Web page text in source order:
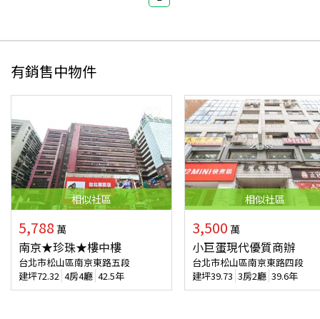
有銷售中物件
相似社區
5,788 萬
南京★珍珠★樓中樓
台北市松山區南京東路五段
建坪72.32 4房4廳 42.5年
相似社區
3,500 萬
小巨蛋現代優質商辦
台北市松山區南京東路四段
建坪39.73 3房2廳 39.6年